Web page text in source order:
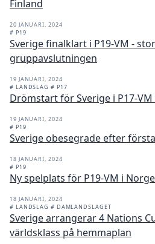
Finland
20 JANUARI, 2024
# P19
Sverige finalklart i P19-VM -
gruppavslutningen
19 JANUARI, 2024
# LANDSLAG # P17
Drömstart för Sverige i P17-VM
19 JANUARI, 2024
# P19
Sverige obesegrade efter
18 JANUARI, 2024
# P19
Ny spelplats för P19-VM i Norge
18 JANUARI, 2024
# LANDSLAG # DAMLANDSLAGET
Sverige arrangerar 4 Nations
världsklass på hemmaplan